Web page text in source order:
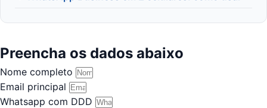
Preencha os dados abaixo
Nome completo
Email principal
Whatsapp com DDD